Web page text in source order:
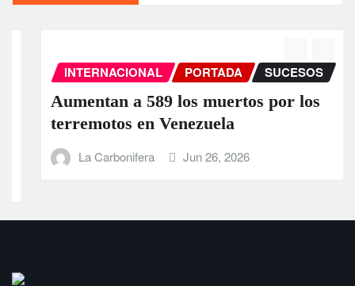
INTERNACIONAL PORTADA SUCESOS
Aumentan a 589 los muertos por los
terremotos en Venezuela
La Carbonifera Jun 26, 2026